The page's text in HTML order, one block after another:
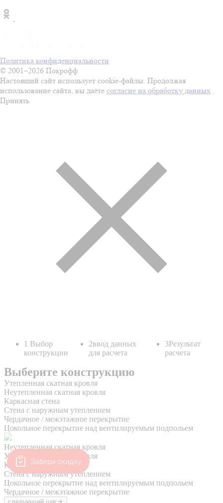
Политика конфиденциальности
© 2001–2026 Покрофф
Настоящий сайт использует cookie-файлы. Продолжая
использование сайта, вы даёте согласие на обработку данных
Принять
Забери скидку